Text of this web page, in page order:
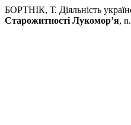
БОРТНІК, Т. Діяльність
Старожитності Лукомор’я,